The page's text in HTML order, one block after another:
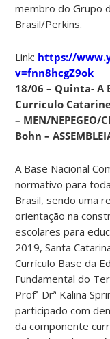
membro do Grupo
Brasil/Perkins.
Link: https://
v=fnn8hcgZ9ok
18/06 – Quinta- A
Currículo
– MEN/NEPEGEO/
Bohn –
A Base Nacional
normativo para
Brasil, sendo uma
orientação na
escolares para
2019, Santa
Currículo Base da
Fundamental do
Profª Drª Kalina
participado com
da componente